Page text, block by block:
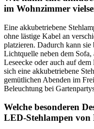
im Wohnzimmer
Eine akkubetriebene
ohne lästige Kabel an
platzieren. Dadurch kann sie
Lichtquelle neben dem
Leseecke oder auch auf
sich eine akkubetriebene
gemütlichen Abenden im
Beleuchtung bei
Welche besonderen
LED-Stehlampen von